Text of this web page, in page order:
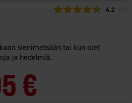
4.2 22
sienimetsään tai kun olet
ja hedelmiä.
€